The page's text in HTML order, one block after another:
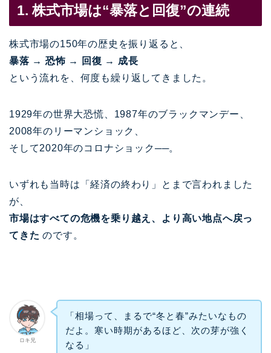
1. 株式市場は“暴落と回復”の連続
株式市場の150年の歴史を振り返ると、
暴落 → 恐怖 → 回復 → 成長
という流れを、何度も繰り返してきました。
1929年の世界大恐慌、1987年のブラックマンデー、
2008年のリーマンショック、
そして2020年のコロナショック──。
いずれも当時は「経済の終わり」とまで言われました
が、
市場はすべての危機を乗り越え、より高い地点へ戻っ
てきた のです。
ロキ兄
「相場って、まるで“冬と春”みたいなもの
だよ。寒い時期があるほど、次の芽が強く
なる」